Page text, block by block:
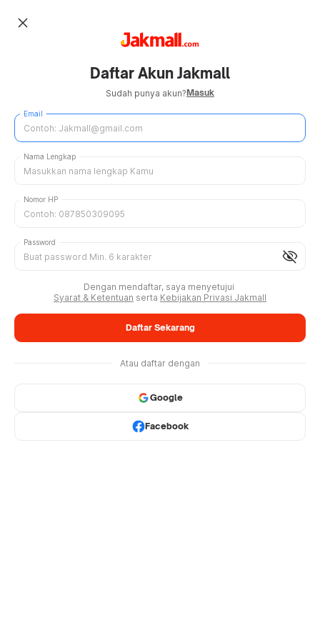
close
Daftar Akun Jakmall
Sudah punya akun?Masuk
Email
Nama Lengkap
Nomor HP
visibility_off
Password
Dengan mendaftar, saya menyetujui
Syarat & Ketentuan serta Kebijakan Privasi Jakmall
Daftar Sekarang
Atau daftar dengan
Google
Facebook